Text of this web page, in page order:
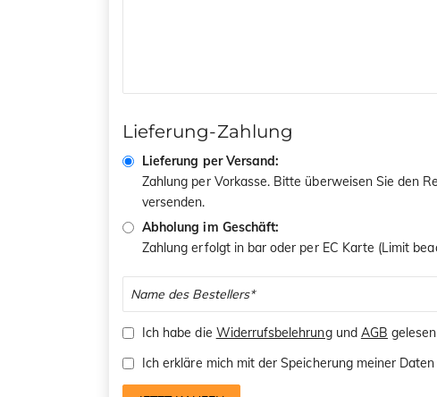
Lieferung-Zahlung
Lieferung per Versand:
Zahlung per Vorkasse. Bitte überweisen Sie den
versenden.
Abholung im Geschäft:
Zahlung erfolgt in bar oder per EC Karte (Limit
Ich habe die Widerrufsbelehrungund AGB
Ich erkläre mich mit der Speicherung meiner